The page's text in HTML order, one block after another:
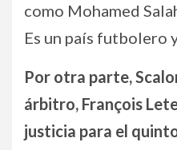
como Mohamed
Es un país futbolero
Por otra parte,
árbitro, François
justicia para el